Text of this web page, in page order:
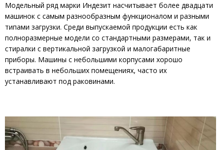
Модельный ряд марки Индезит насчитывает более двадцати
машинок с самым разнообразным функционалом и разными
типами загрузки. Среди выпускаемой продукции есть как
полноразмерные модели со стандартными размерами, так и
стиралки с вертикальной загрузкой и малогабаритные
приборы. Машины с небольшими корпусами хорошо
встраивать в небольших помещениях, часто их
устанавливают под раковинами.